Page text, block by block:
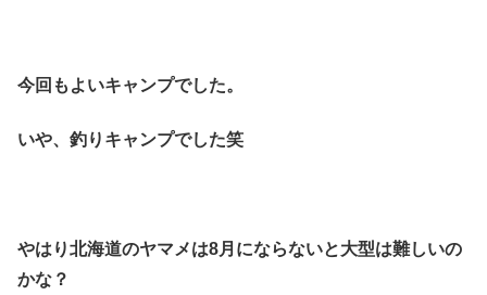
今回もよいキャンプでした。
いや、釣りキャンプでした笑
やはり北海道のヤマメは8月にならないと大型は難しいの
かな？